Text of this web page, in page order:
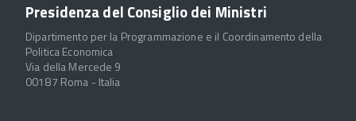
Presidenza del Consiglio dei Ministri
Dipartimento per la Programmazione e il Coordinamento della
Politica Economica
Via della Mercede 9
00187 Roma - Italia